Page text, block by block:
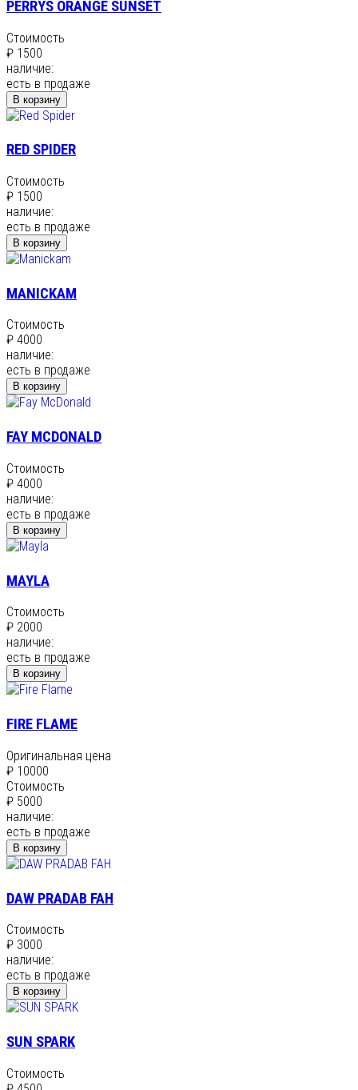
PERRYS ORANGE SUNSET
Стоимость
₽ 1500
наличие:
есть в продаже
В корзину
RED SPIDER
Стоимость
₽ 1500
наличие:
есть в продаже
В корзину
MANICKAM
Стоимость
₽ 4000
наличие:
есть в продаже
В корзину
FAY MCDONALD
Стоимость
₽ 4000
наличие:
есть в продаже
В корзину
MAYLA
Стоимость
₽ 2000
наличие:
есть в продаже
В корзину
FIRE FLAME
Оригинальная цена
₽ 10000
Стоимость
₽ 5000
наличие:
есть в продаже
В корзину
DAW PRADAB FAH
Стоимость
₽ 3000
наличие:
есть в продаже
В корзину
SUN SPARK
Стоимость